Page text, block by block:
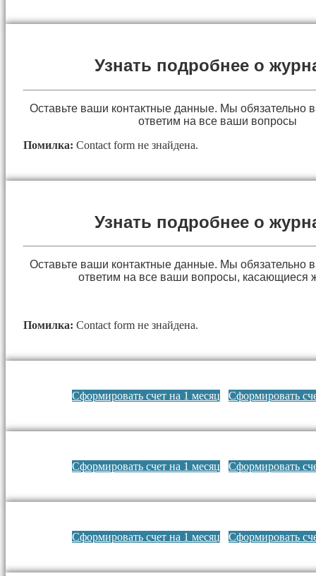
Узнать подробнее о
Оставьте ваши контактные данные. Мы обязательно
ответим на все ваши вопросы
Помилка: Contact form не знайдена.
Узнать подробнее о
Оставьте ваши контактные данные. Мы обязательно
ответим на все ваши вопросы, касающиеся
Помилка: Contact form не знайдена.
Сформировать счет на 1 месяц Сформировать
Сформировать счет на 1 месяц Сформировать
Сформировать счет на 1 месяц Сформировать